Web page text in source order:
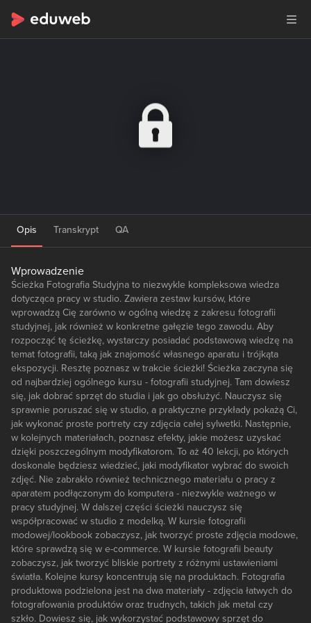
Opis Transkrypt QA
Wprowadzenie
Ścieżka Fotografia Studyjna to niezwykle kompleksowa wiedza
dotycząca pracy w studio. Zawiera zestaw kursów, które
wprowadzą Cię zarówno w ogólną wiedzę z zakresu fotografii
studyjnej, jak również w konkretne gałęzie tego zawodu. Aby
rozpocząć tę ścieżkę, wystarczy posiadać podstawową wiedzę na
temat fotografii, taką jak znajomość własnego aparatu i trójkąta
ekspozycji. Resztę poznasz w trakcie ścieżki! Ścieżka zaczyna się
od najbardziej ogólnego kursu - fotografii studyjnej. Tam dowiesz
się, jak dobrać sprzęt do studia i jak go obsłużyć. Nauczysz się
sprawnie poruszać się w studio, a praktyczne przykłady pokażą Ci,
jak wykonać proste portrety czy zdjęcia całej sylwetki. Następnie,
w kolejnych materiałach, poznasz efekty, jakie możesz uzyskać
dzięki poszczególnym modyfikatorom. To aż 40 lekcji, po których
doskonale będziesz wiedzieć, jaki modyfikator wybrać do swoich
zdjęć. Nie zabrakło również technicznego materiału o pracy z
aparatem podłączonym do komputera - niezwykle ważnego w
pracy studyjnej. W dalszej części ścieżki nauczysz się
współpracować w studio z modelką. W kursie fotografii
modowej/lookbook zobaczysz, jak tworzyć proste zdjęcia modowe,
które sprawdzą się w e-commerce. W kursie fotografii beauty
zobaczysz, jak tworzyć bliskie portrety z różnymi ustawieniami
światła. Kolejne kursy koncentrują się na produktach. Fotografia
produktowa podzielona jest na dwa materiały - zdjęcia łatwych do
fotografowania produktów oraz trudnych, takich jak metal czy
szkło. Dowiesz się, jak wykorzystać podstawowy sprzęt do